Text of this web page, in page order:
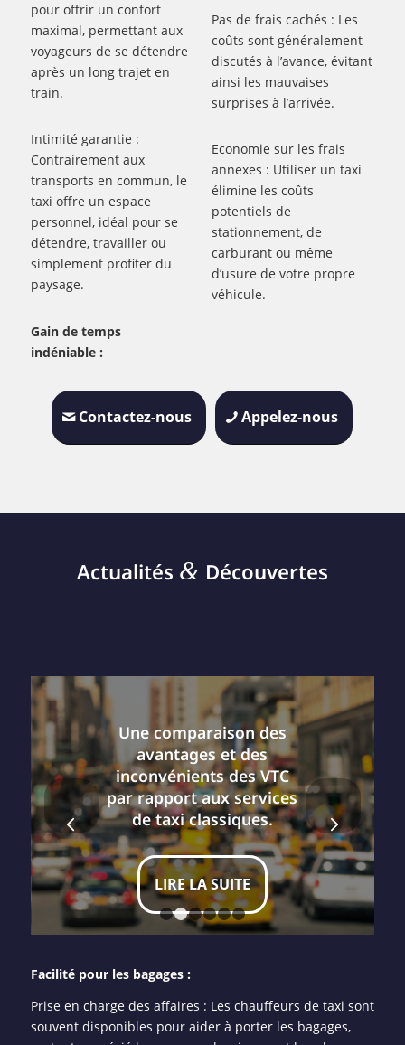
pour offrir un confort
maximal, permettant aux
voyageurs de se détendre
après un long trajet en
train.
Intimité garantie :
Contrairement aux
transports en commun, le
taxi offre un espace
personnel, idéal pour se
détendre, travailler ou
simplement profiter du
paysage.
Gain de temps
indéniable :
Pas de frais cachés : Les
coûts sont généralement
discutés à l’avance, évitant
ainsi les mauvaises
surprises à l’arrivée.
Economie sur les frais
annexes : Utiliser un taxi
élimine les coûts
potentiels de
stationnement, de
carburant ou même
d’usure de votre propre
véhicule.
Contactez-nous Appelez-nous
Actualités &Découvertes
Une comparaison des
avantages et des
inconvénients des VTC
par rapport aux services
de taxi classiques.
LIRE LA SUITE
Suivant
1 2 4 5 6
Facilité pour les bagages :
Prise en charge des affaires : Les chauffeurs de taxi sont
souvent disponibles pour aider à porter les bagages,